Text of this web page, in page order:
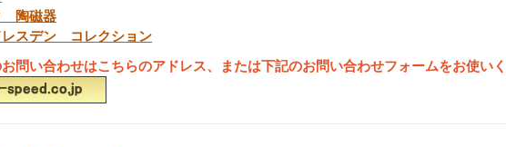
陶磁器
レスデン コレクション
問い合わせはこちらのアドレス、または下記のお問い合わせフォームをお使いく